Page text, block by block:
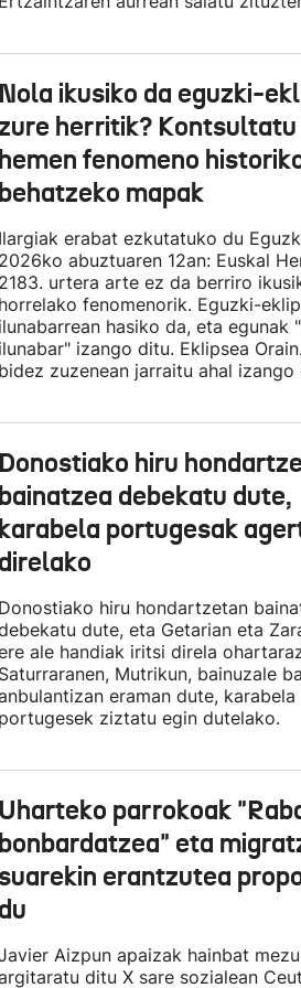
ikusiko da eguzki-
herritik? Kontsultatu
fenomeno
mapak
erabat ezkutatuko du
abuztuaren 12an: Euskal
urtera arte ez da berriro
fenomenorik. Eguzki-
hasiko da, eta egunak
izango ditu. Eklipsea
zuzenean jarraitu ahal izango
hiru
debekatu dute,
portugesak
hiru hondartzetan
dute, eta Getarian eta
ale handiak iritsi direla
Mutrikun, bainuzale
eraman dute, karabela
ziztatu egin dutelako.
parrokoak
eta
erantzutea
Aizpun apaizak hainbat mezu
ditu X sare sozialean